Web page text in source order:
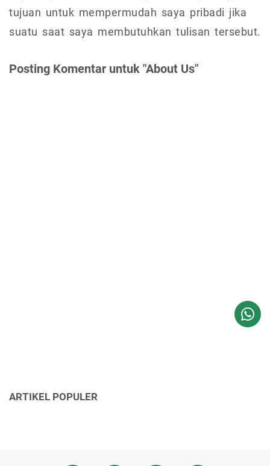
tujuan untuk mempermudah saya pribadi jika
suatu saat saya membutuhkan tulisan tersebut.
Posting Komentar untuk "About Us"
ARTIKEL POPULER